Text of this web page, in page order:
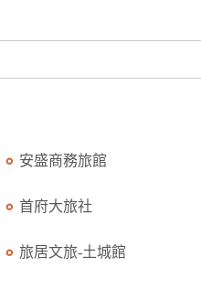
安盛商務旅館
首府大旅社
旅居文旅-土城館